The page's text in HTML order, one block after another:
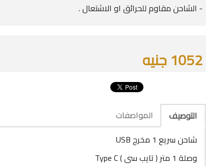
- الشاحن مقاوم للحرائق او الاشتعال .
1052 جنيه
التوصيف
المواصفات
شاحن سريع 1 مخرج USB
وصلة 1 متر ( تايب سى ) Type C